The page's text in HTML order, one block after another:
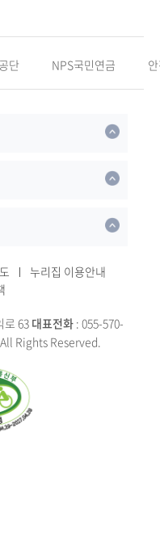
단 NPS국민연금
누리집 이용안내
로 63 대표전화 : 055-570-
All Rights Reserved.